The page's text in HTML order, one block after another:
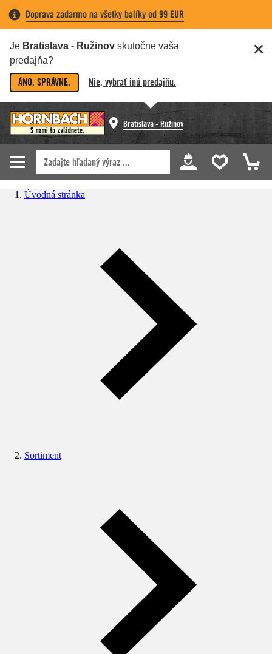
Doprava zadarmo na všetky balíky od 99 EUR
Je Bratislava - Ružinov skutočne vaša
predajňa?
ÁNO, SPRÁVNE. Nie, vybrať inú predajňu.
Bratislava - Ružinov
Úvodná stránka
Sortiment